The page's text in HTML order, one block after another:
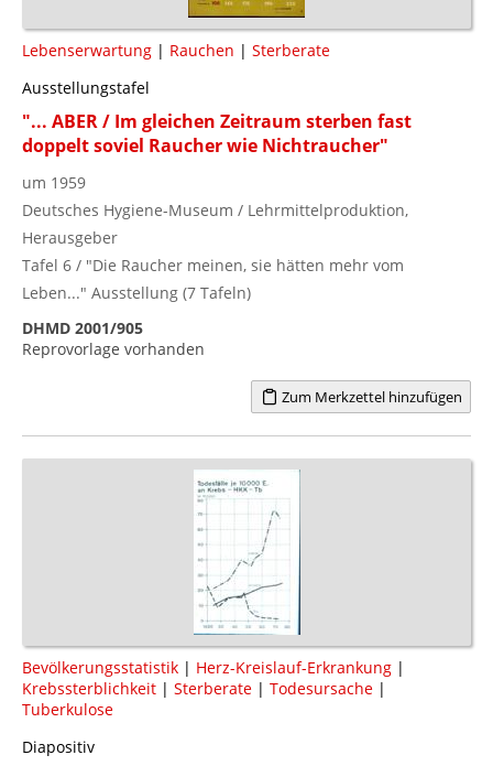
Lebenserwartung | Rauchen | Sterberate
Ausstellungstafel
"... ABER / Im gleichen Zeitraum sterben fast
doppelt soviel Raucher wie Nichtraucher"
um 1959
Deutsches Hygiene-Museum / Lehrmittelproduktion,
Herausgeber
Tafel 6 / "Die Raucher meinen, sie hätten mehr vom
Leben..." Ausstellung (7 Tafeln)
DHMD 2001/905
Reprovorlage vorhanden
Zum Merkzettel hinzufügen
Bevölkerungsstatistik | Herz-Kreislauf-Erkrankung |
Krebssterblichkeit | Sterberate | Todesursache |
Tuberkulose
Diapositiv